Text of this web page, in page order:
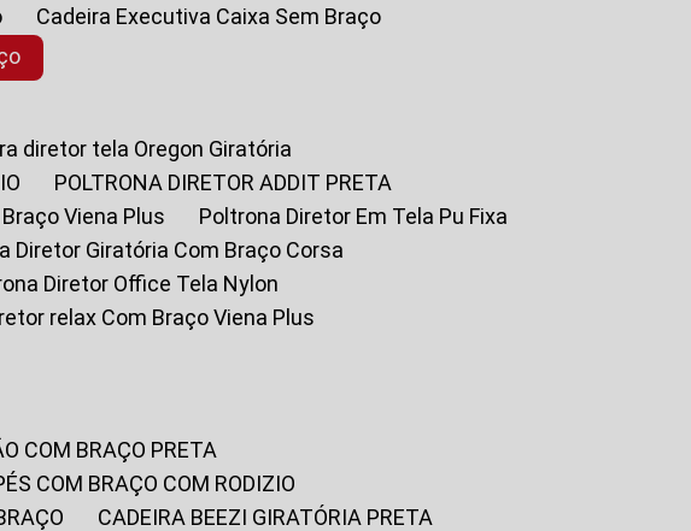
Cadeira Executiva Caixa Sem Braço
diretor tela Oregon Giratória
POLTRONA DIRETOR ADDIT PRETA
Viena Plus
Poltrona Diretor Em Tela Pu Fixa
Diretor Giratória Com Braço Corsa
Diretor Office Tela Nylon
relax Com Braço Viena Plus
COM BRAÇO PRETA
COM BRAÇO COM RODIZIO
CADEIRA BEEZI GIRATÓRIA PRETA